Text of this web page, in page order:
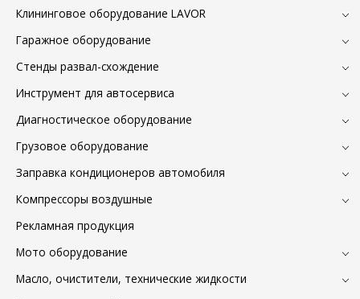
Клининговое оборудование LAVOR
Гаражное оборудование
Стенды развал-схождение
Инструмент для автосервиса
Диагностическое оборудование
Грузовое оборудование
Заправка кондиционеров автомобиля
Компрессоры воздушные
Рекламная продукция
Мото оборудование
Масло, очистители, технические жидкости